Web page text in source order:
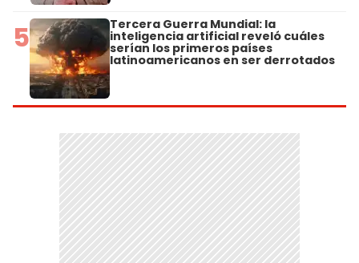
5 Tercera Guerra Mundial: la
inteligencia artificial reveló cuáles
serían los primeros países
latinoamericanos en ser derrotados